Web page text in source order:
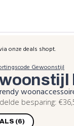
onze deals shopt.
Gewoonstijl
besparing:
(6)